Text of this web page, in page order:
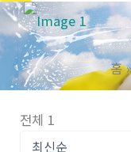
콘
텐
츠
건
홈
전체 1